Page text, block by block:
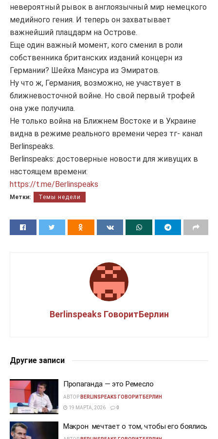
невероятный рывок в англоязычный мир немецкого
медийного гения. И теперь он захватывает
важнейший плацдарм на Острове.
Еще один важный момент, кого сменил в роли
собственника британских изданий концерн из
Германии? Шейха Мансура из Эмиратов.
Ну что ж, Германия, возможно, не участвует в
ближневосточной войне. Но свой первый трофей
она уже получила.
Не только война на Ближнем Востоке и в Украине
видна в режиме реального времени через тг- канал
Berlinspeaks.
Berlinspeaks: достоверные новости для живущих в
настоящем времени:
https://t.me/Berlinspeaks
Метки: Темы недели
Berlinspeaks ГоворитБерлин
Другие записи
Пропаганда — это Ремесло
АВТОР BERLINSPEAKS ГОВОРИТБЕРЛИН
19 МАРТА, 2026
0
Макрон мечтает о том, чтобы его боялись